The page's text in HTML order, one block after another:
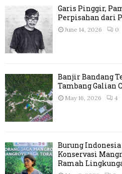
Garis Pinggir,
Perpisahan dari
June 14, 2026 0
Banjir Bandang
Tambang Galian
May 16, 2026 4
Burung
Konservasi
Ramah